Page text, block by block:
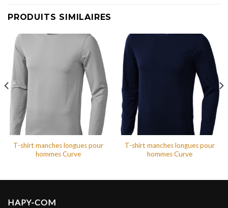
PRODUITS SIMILAIRES
T-shirt manches longues pour
hommes Curve
T-shirt manches longues pour
hommes Curve
HAPY-COM